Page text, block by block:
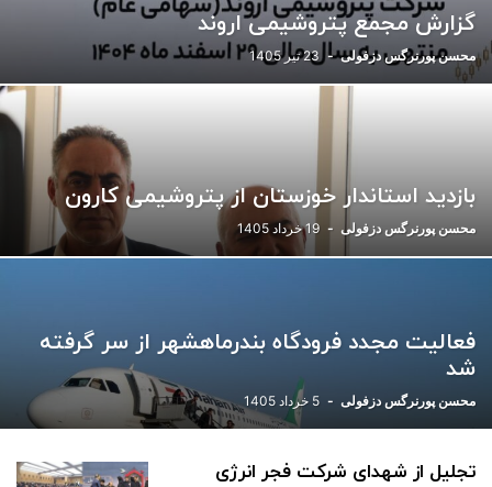
گزارش مجمع پتروشیمی اروند
محسن پورنرگس دزفولی - 23 تیر 1405
بازدید استاندار خوزستان از پتروشیمی کارون
محسن پورنرگس دزفولی - 19 خرداد 1405
فعالیت مجدد فرودگاه بندرماهشهر از سر گرفته
شد
محسن پورنرگس دزفولی - 5 خرداد 1405
تجلیل از شهدای شرکت فجر انرژی